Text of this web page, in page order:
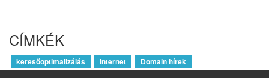
CÍMKÉK
keresőoptimalizálás Internet Domain hírek